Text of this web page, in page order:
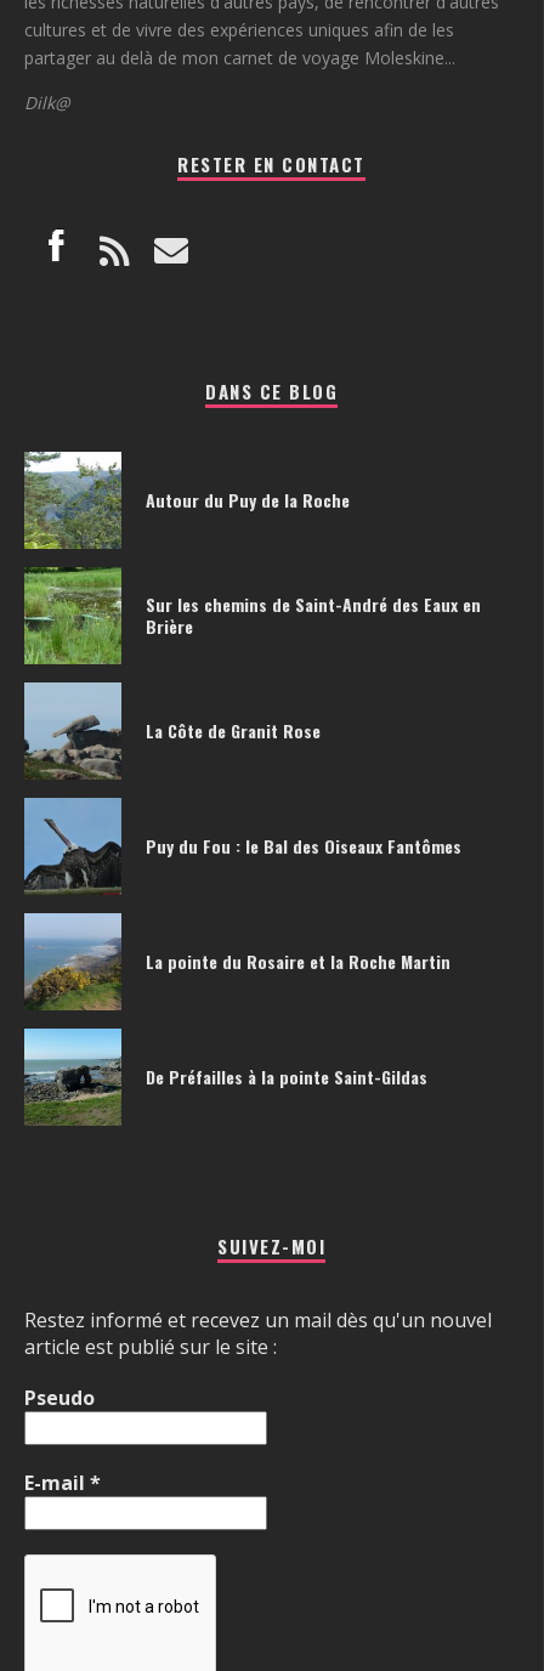
cultures et de vivre des expériences uniques afin de les
partager au delà de mon carnet de voyage Moleskine...
Dilk@
RESTER EN CONTACT
DANS CE BLOG
Autour du Puy de la Roche
Sur les chemins de Saint-André des Eaux en
Brière
La Côte de Granit Rose
Puy du Fou : le Bal des Oiseaux Fantômes
La pointe du Rosaire et la Roche Martin
De Préfailles à la pointe Saint-Gildas
SUIVEZ-MOI
Restez informé et recevez un mail dès qu'un nouvel
article est publié sur le site :
Pseudo
E-mail *